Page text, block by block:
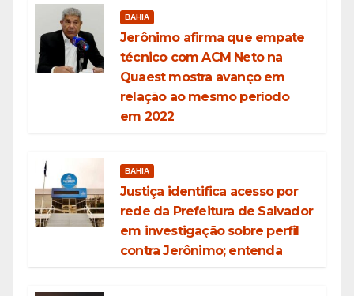
BAHIA
Jerônimo afirma que empate
técnico com ACM Neto na
Quaest mostra avanço em
relação ao mesmo período
em 2022
BAHIA
Justiça identifica acesso por
rede da Prefeitura de Salvador
em investigação sobre perfil
contra Jerônimo; entenda